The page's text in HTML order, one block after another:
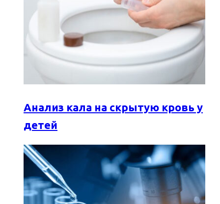
Анализ кала на скрытую кровь у
детей